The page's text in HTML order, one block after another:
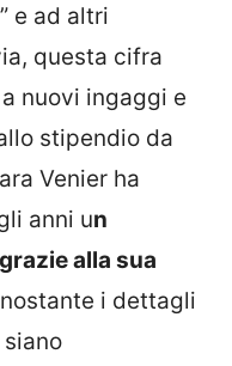
e ad altri
questa cifra
nuovi ingaggi e
stipendio da
Venier ha
anni un
alla sua
i dettagli